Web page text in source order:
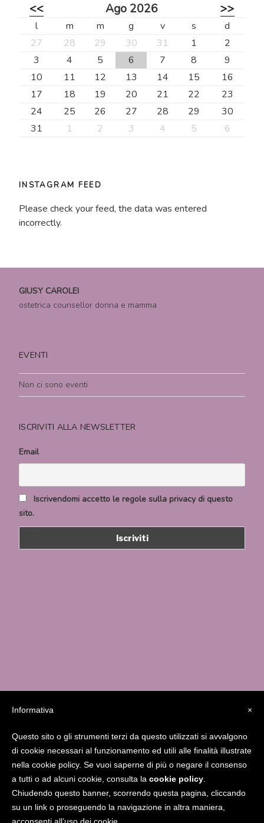
<< Ago 2026 >>
l m m g v s
d
27
28 29 30 31 1
2
3
4 5 6 7 8
9
10
11 12 13 14 15
16
17
18 19 20 21 22
23
24
25 26 27 28 29
30
31
1 2 3 4 5 6
INSTAGRAM FEED
Please check your feed, the data was entered
incorrectly.
GIUSY CAROLEI
ostetrica counsellor donna e mamma
EVENTI
Non ci sono eventi
ISCRIVITI ALLA NEWSLETTER
Email
Iscrivendomi accetto le regole sulla privacy di questo
sito.
Studio MedicaFutura Via Serassi 13/a – 24124
Bergamo
338.8556841
giucarolei@gmail.com
www.gcarolei.com
Gcarolei
×
Informativa
Questo sito o gli strumenti terzi da questo utilizzati si avvalgono
di cookie necessari al funzionamento ed utili alle finalità illustrate
nella cookie policy. Se vuoi saperne di più o negare il consenso
a tutti o ad alcuni cookie, consulta la cookie policy
Chiudendo questo banner, scorrendo questa pagina, cliccando
su un link o proseguendo la navigazione in altra maniera,